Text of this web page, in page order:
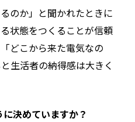
のか」と聞かれたときに
状態をつくることが信頼
どこから来た電気なの
生活者の納得感は大きく
決めていますか？